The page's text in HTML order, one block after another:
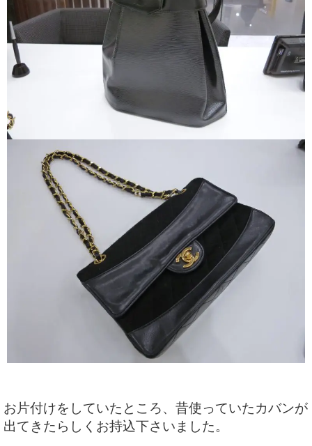
お片付けをしていたところ、昔使っていたカバンが
出てきたらしくお持込下さいました。